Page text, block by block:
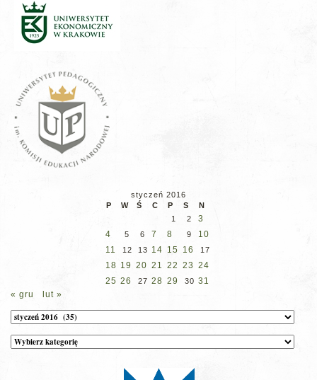
styczeń 2016
P
W Ś C P S
N
1
2
3
4
5 6 7 8 9
10
11
12 13 14 15 16 17
18 19 20 21 22 23 24
25 26 27 28 29 30 31
« gru
lut »
Archiwum
Kategorie
wpisów